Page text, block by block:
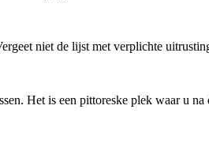
niet de lijst met verplichte
Het is een pittoreske plek waar u